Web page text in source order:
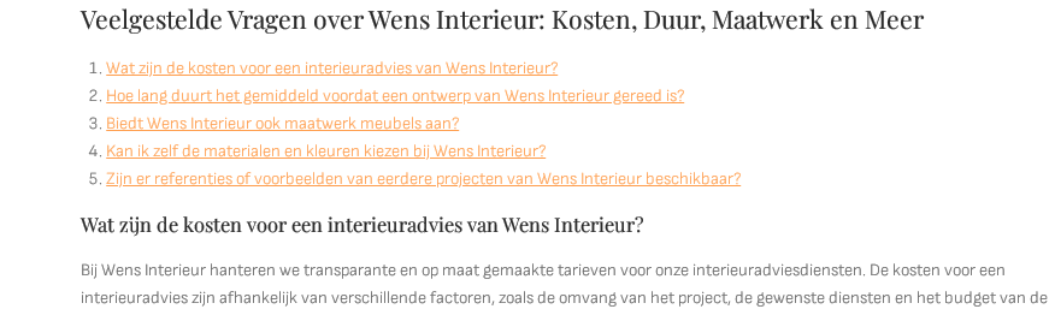
Veelgestelde Vragen over Wens Interieur: Kosten, Duur, Maatwerk en Meer
Wat zijn de kosten voor een interieuradvies van Wens Interieur?
Hoe lang duurt het gemiddeld voordat een ontwerp van Wens Interieur gereed is?
Biedt Wens Interieur ook maatwerk meubels aan?
Kan ik zelf de materialen en kleuren kiezen bij Wens Interieur?
Zijn er referenties of voorbeelden van eerdere projecten van Wens Interieur beschikbaar?
Wat zijn de kosten voor een interieuradvies van Wens Interieur?
Bij Wens Interieur hanteren we transparante en op maat gemaakte tarieven voor onze interieuradviesdiensten. De kosten voor een
interieuradvies zijn afhankelijk van verschillende factoren, zoals de omvang van het project, de gewenste diensten en het budget van de